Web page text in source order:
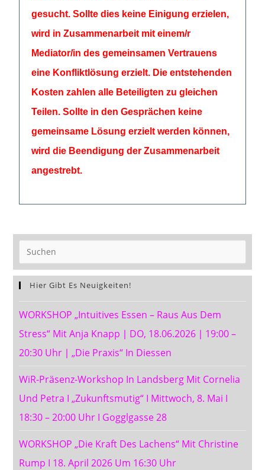
gesucht. Sollte dies keine Einigung erzielen,
wird in Zusammenarbeit mit einem/r
Mediator/in des gemeinsamen Vertrauens
eine Konfliktlösung erzielt. Die entstehenden
Kosten zahlen alle Beteiligten zu gleichen
Teilen. Sollte in den Gesprächen keine
gemeinsame Lösung erzielt werden können,
wird die Beendigung der Zusammenarbeit
angestrebt.
Hier Gibt Es Neuigkeiten!
WORKSHOP „Intuitives Essen – Raus Aus Dem
Stress“ Mit Anja Knapp ∣ DO, 18.06.2026 ∣ 19:00 –
20:30 Uhr ∣ „Die Praxis“ In Diessen
WiR-Präsenz-Workshop In Landsberg Mit Cornelia
Und Petra I „Zukunftsmutig“ I Mittwoch, 8. Mai I
18:30 – 20:00 Uhr I Gogglgasse 28
WORKSHOP „Die Kraft Des Lachens“ Mit Christine
Rump I 18. April 2026 Um 16:30 Uhr